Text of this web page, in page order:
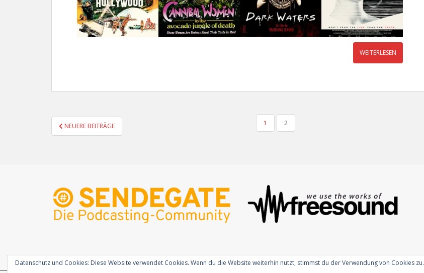
WEITERLESEN
SEITENNUMMERIERUNG
DER
NEUERE BEITRÄGE 1 2
Datenschutz und Cookies: Diese Website verwendet Cookies. Wenn du die Website weiterhin nutzt, stimmst du der Verwendung von Cookies zu.